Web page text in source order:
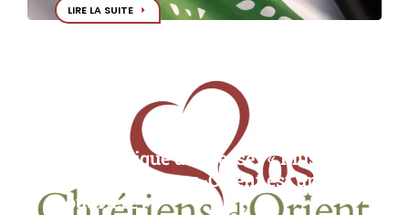
LIRE LA SUITE
Communiqué de presse : « Plus que
jamais, le Moyen-Orient est une
poudrière »